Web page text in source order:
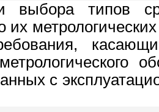
выбора типов
их
с